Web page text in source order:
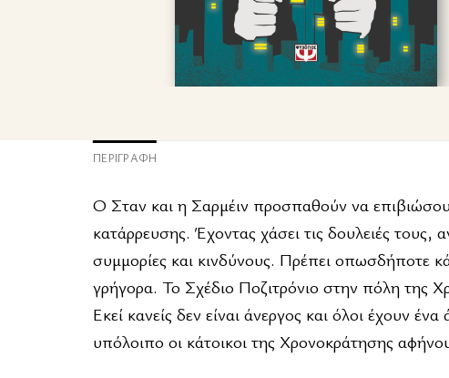
ΠΕΡΙΓΡΑΦΉ
Ο Σταν και η Σαρμέιν προσπαθούν να
κατάρρευσης. Έχοντας χάσει τις δουλειές τους,
συμμορίες και κινδύνους. Πρέπει οπωσδήποτε
γρήγορα. Το Σχέδιο Ποζιτρόνιο στην πόλη της
Εκεί κανείς δεν είναι άνεργος και όλοι έχουν
υπόλοιπο οι κάτοικοι της Χρονοκράτησης